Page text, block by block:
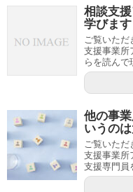
相談支
学びます
ご覧いた
支援事業所
らを読んで
他の事
いうの
ご覧いた
支援事業所
支援専門員